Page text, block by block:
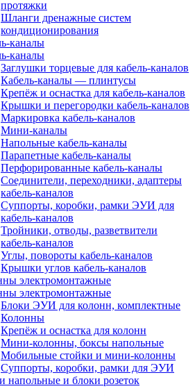
протяжки
Шланги дренажные систем
кондиционирования
каналы
каналы
Заглушки торцевые для кабель-каналов
Кабель-каналы — плинтусы
Крепёж и оснастка для кабель-каналов
Крышки и перегородки кабель-каналов
Маркировка кабель-каналов
Мини-каналы
Напольные кабель-каналы
Парапетные кабель-каналы
Перфорированные кабель-каналы
Соединители, переходники, адаптеры
кабель-каналов
Суппорты, коробки, рамки ЭУИ для
кабель-каналов
Тройники, отводы, разветвители
кабель-каналов
Углы, повороты кабель-каналов
Крышки углов кабель-каналов
электромонтажные
электромонтажные
Блоки ЭУИ для колонн, комплектные
Колонны
Крепёж и оснастка для колонн
Мини-колонны, боксы напольные
Мобильные стойки и мини-колонны
Суппорты, коробки, рамки для ЭУИ
напольные и блоки розеток